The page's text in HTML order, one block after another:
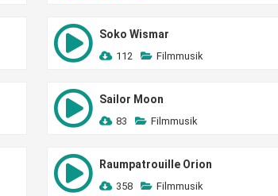
Soko Wismar
112 Filmmusik
Sailor Moon
83 Filmmusik
Raumpatrouille Orion
358 Filmmusik